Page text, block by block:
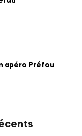
apéro Préfou